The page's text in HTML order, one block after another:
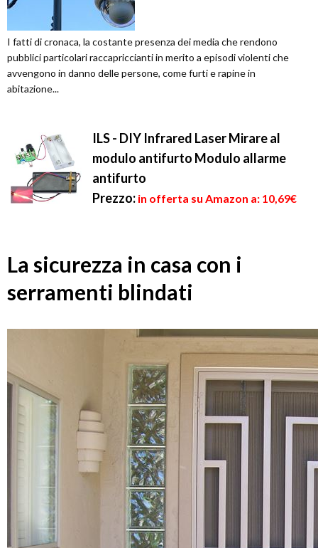
I fatti di cronaca, la costante presenza dei media che rendono
pubblici particolari raccapriccianti in merito a episodi violenti che
avvengono in danno delle persone, come furti e rapine in
abitazione...
ILS - DIY Infrared Laser Mirare al
modulo antifurto Modulo allarme
antifurto
Prezzo: in offerta su Amazon a: 10,69€
La sicurezza in casa con i
serramenti blindati